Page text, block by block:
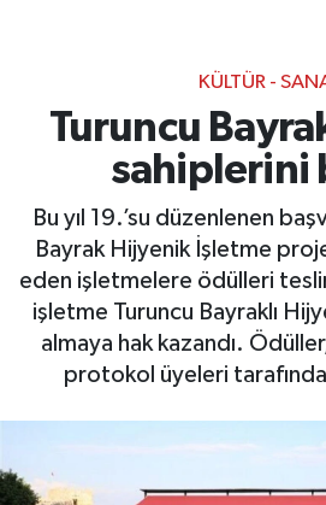
KÜLTÜR -
Turuncu
sahiplerini
Bu yıl 19.’su düzenlenen
Bayrak Hijyenik İşletme
eden işletmelere ödülleri
işletme Turuncu Bayraklı
almaya hak kazandı.
protokol üyeleri
Diğer
Dünya
Ekonomi
Gizlilik İlkeleri - Privacy
Güncel
Gündem
Politika
Haber Arşivi